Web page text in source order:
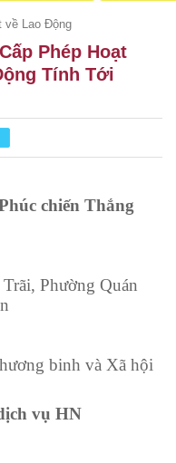
về Lao Động
Phép Hoạt
Tính Tới
chiến Thắng
Phường Quán
binh và Xã hội
vụ HN